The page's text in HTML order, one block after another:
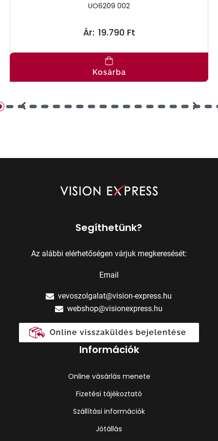
UO6209 002
Ár: 19.790 Ft
Kosárba
Segíthetünk?
Az alábbi elérhetőségen várjuk megkeresését:
Email
vevoszolgalat@vision-express.hu
webshop@visionexpress.hu
Online visszaküldés bejelentése
Információk
Online vásárlás menete
Fizetési tájékoztató
Szállítási információk
Jótállás